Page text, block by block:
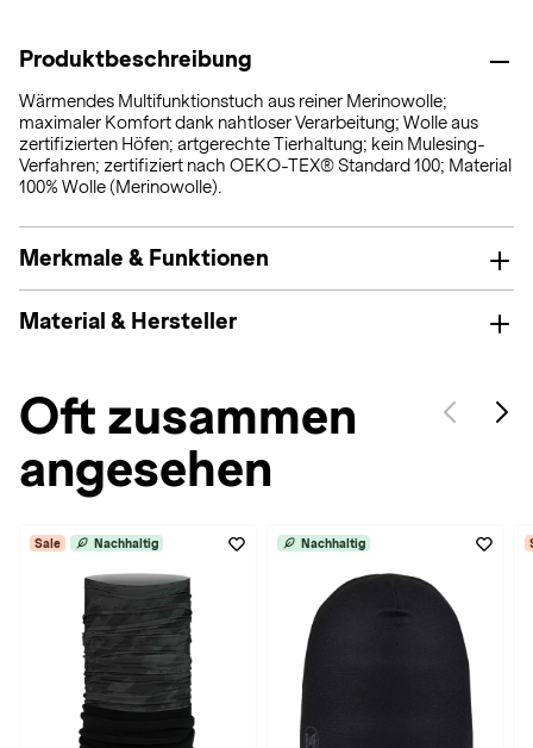
Produktbeschreibung
Wärmendes Multifunktionstuch aus reiner Merinowolle;
maximaler Komfort dank nahtloser Verarbeitung; Wolle aus
zertifizierten Höfen; artgerechte Tierhaltung; kein Mulesing-
Verfahren; zertifiziert nach OEKO-TEX® Standard 100; Material
100% Wolle (Merinowolle).
Merkmale & Funktionen
Material & Hersteller
Oft zusammen
angesehen
Sale Nachhaltig Nachhaltig